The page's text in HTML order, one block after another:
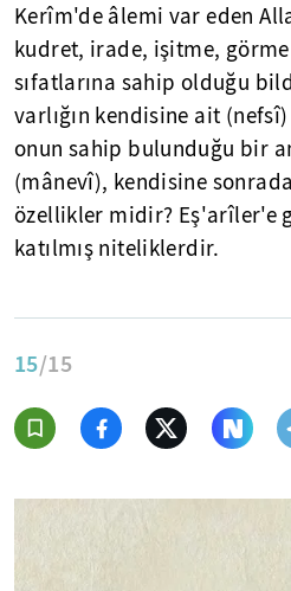
Kerîm'de âlemi var eden
kudret, irade, işitme,
sıfatlarına sahip olduğu
varlığın kendisine ait
onun sahip bulunduğu bir
(mânevî), kendisine
özellikler midir? Eş'arîler'e
katılmış niteliklerdir.
15/15